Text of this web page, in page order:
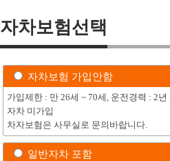
자차보험선택
자차보험 가입안함
가입제한 : 만 26세 ~ 70세, 운전경력 : 2년
자차 미가입
차자보험은 사무실로 문의바랍니다.
일반자차 포함